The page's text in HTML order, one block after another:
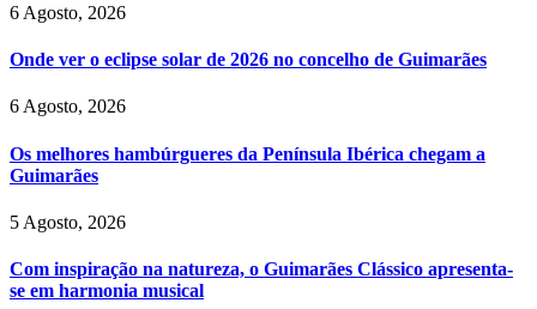
6 Agosto, 2026
Onde ver o eclipse solar de 2026 no concelho de Guimarães
6 Agosto, 2026
Os melhores hambúrgueres da Península Ibérica chegam a
Guimarães
5 Agosto, 2026
Com inspiração na natureza, o Guimarães Clássico apresenta-
se em harmonia musical